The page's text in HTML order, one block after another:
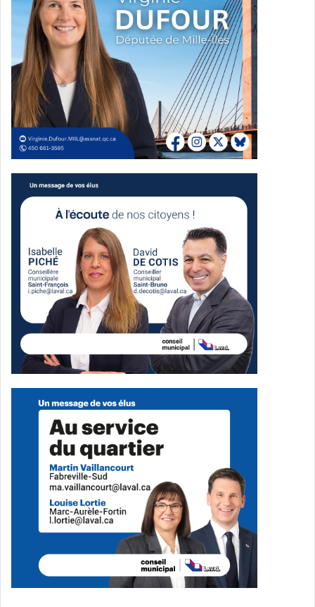
Voltigeur(Laval)
Joe(Kamouraska)
Salto(Bedford)
Tera(Baie-Comeau)
Chacun est jumelé à une intervenante spécialisée du
Réseau des CAVAC. Ensemble, ils accompagneront des
personnes victimes dans les palais de justice de leur
district.
Un tribunal plus humain
Créé à la suite durapport Rebâtir la confiance
spécialisé vise à humaniser la justice pour les victimes de
violence sexuelle et conjugale. Le ministre Jolin-Barrette
estime que la présence de chiens d’assistance judiciaire
marque« un changement de culture au sein du système
judiciaire, où la personne victime est enfin au cœur du
processus ».
Depuis 2022, une vingtaine de districts judiciaires ont
dernier. L’arrivée des nouveaux chiens d’assistance devrait
renforcer l’accessibilité et la bienveillance envers les
victimes, favorisantun climat plus serein
osent dénoncer et porter plainte.
Média Laval
See Full Bio